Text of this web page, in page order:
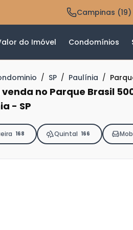
Campinas
do Imóvel Condomínios
/ SP / Paulínia /
no Parque Brasil
- SP
168 Quintal 166